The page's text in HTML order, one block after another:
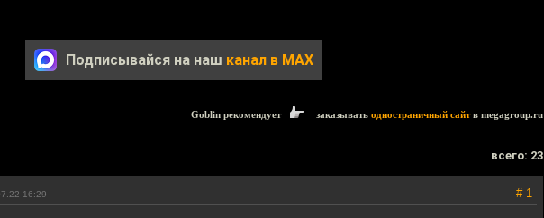
Подписывайся на наш канал в MAX
Goblin рекомендует заказывать одностраничный сайтв megagroup.ru
всего: 23
16:29 # 1